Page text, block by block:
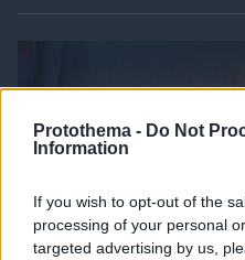
Protothema - Do Not
Information
If you wish to opt-out of the
processing of your personal
targeted advertising by us,